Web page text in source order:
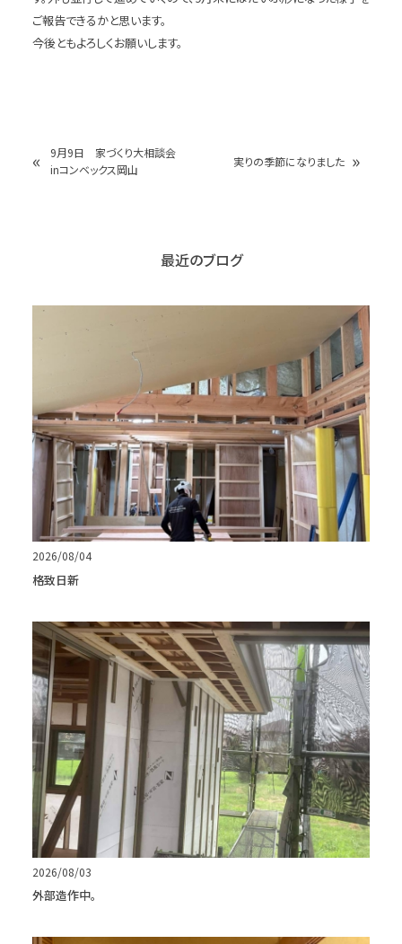
ご報告できるかと思います。
今後ともよろしくお願いします。
«
9月9日 家づくり大相談会
inコンベックス岡山
実りの季節になりました »
最近のブログ
2026/08/04
格致日新
2026/08/03
外部造作中。